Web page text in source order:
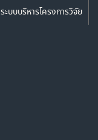
ระบบบริหารโครงการวิจัย